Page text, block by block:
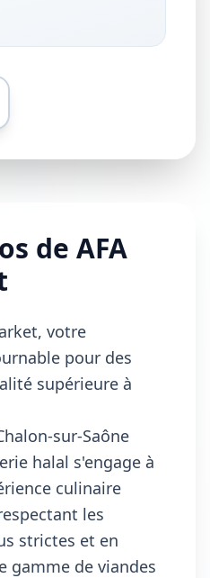
de AFA
votre
pour des
supérieure à
sur-Saône
halal s'engage à
culinaire
les
strictes et en
gamme de viandes